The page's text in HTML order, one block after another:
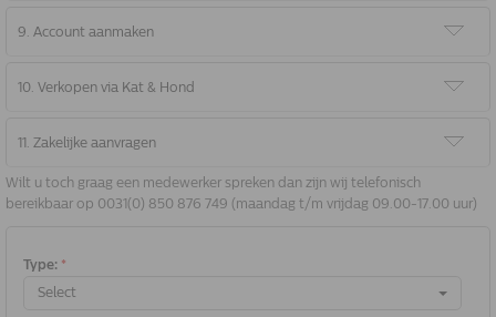
9. Account aanmaken
10. Verkopen via Kat & Hond
11. Zakelijke aanvragen
Wilt u toch graag een medewerker spreken dan zijn wij telefonisch
bereikbaar op 0031(0) 850 876 749 (maandag t/m vrijdag 09.00-17.00 uur)
Type: *
Select